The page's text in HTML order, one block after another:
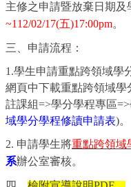
主修之申請暨放棄日期及
~112/02/17(五)17:00pm。
三、申請流程：
1.學生申請重點跨領域學
網頁中下載重點跨領域學
註課組=>學分學程專區=>
域學分學程修讀申請表)。
2. 申請學生將重點跨領域
系辦公室審核。